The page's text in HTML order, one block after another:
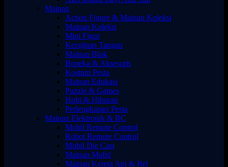
Mainan
Action Figure & Mainan Koleksi
Mainan Koleksi
Mini Figur
Kerajinan Tangan
Mainan Blok
Boneka & Aksesoris
Kostum Pesta
Mainan Edukasi
Puzzle & Games
Hobi & Hiburan
Perlengkapan Pesta
Mainan Elektronik & RC
Mobil Remote Control
Robot Remote Control
Mobil Die Cast
Mainan Mobil
Mainan Kereta Api & Rel